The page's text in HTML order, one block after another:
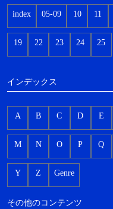
index 05-09 10 11
19 22 23 24 25
インデックス
A B C D E
M N O P Q
Y Z Genre
その他のコンテンツ